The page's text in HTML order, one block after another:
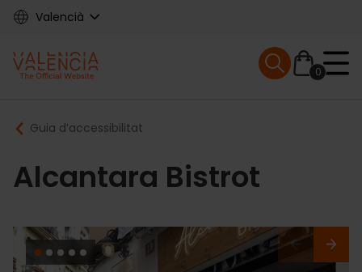
Skip
content
Valencià
Main
navigation
0
Mobile menu
Breadcrumb
Guia d’accessibilitat
Alcantara Bistrot